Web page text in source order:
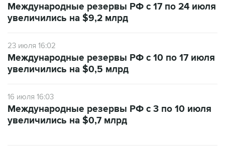
Международные резервы РФ с 17 по 24 июля
увеличились на $9,2 млрд
23 июля 16:02
Международные резервы РФ с 10 по 17 июля
увеличились на $0,5 млрд
16 июля 16:03
Международные резервы РФ с 3 по 10 июля
увеличились на $0,7 млрд